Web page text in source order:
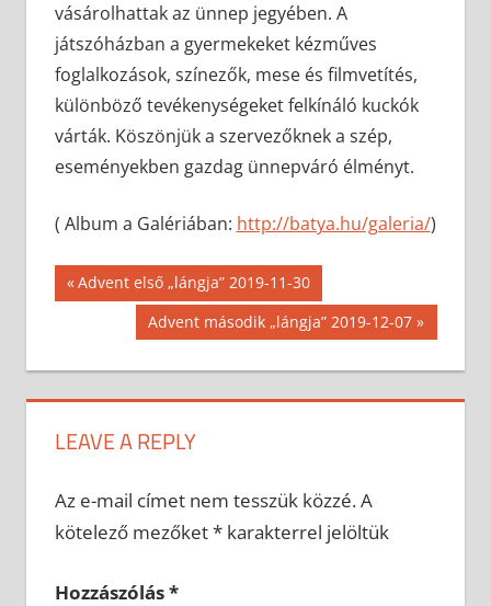
vásárolhattak az ünnep jegyében. A
játszóházban a gyermekeket kézműves
foglalkozások, színezők, mese és filmvetítés,
különböző tevékenységeket felkínáló kuckók
várták. Köszönjük a szervezőknek a szép,
eseményekben gazdag ünnepváró élményt.
( Album a Galériában: http://batya.hu/galeria/)
Bejegyzés
navigáció
Previous
Post:
Advent első „lángja” 2019-11-30
Next
Post:
Advent második „lángja” 2019-12-07
LEAVE A REPLY
Az e-mail címet nem tesszük közzé.A
kötelező mezőket*karakterrel jelöltük
Hozzászólás*